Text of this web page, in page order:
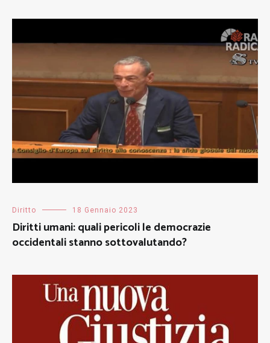
Diritto 18 Gennaio 2023
Diritti umani: quali pericoli le democrazie
occidentali stanno sottovalutando?